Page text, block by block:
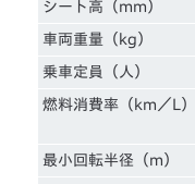
シート高（mm）
車両重量（kg）
乗車定員（人）
燃料消費率（km／L）
最小回転半径（m）